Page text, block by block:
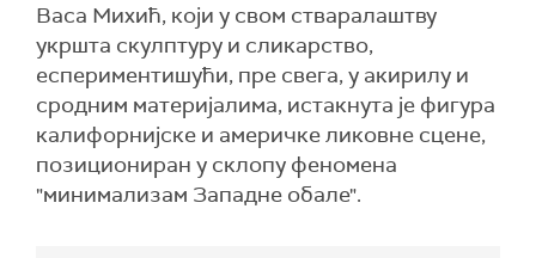
Васа Михић, који у свом стваралаштву
укршта скулптуру и сликарство,
еспериментишући, пре свега, у акирилу и
сродним материјалима, истакнута је фигура
калифорнијске и америчке ликовне сцене,
позициониран у склопу феномена
"минимализам Западне обале".